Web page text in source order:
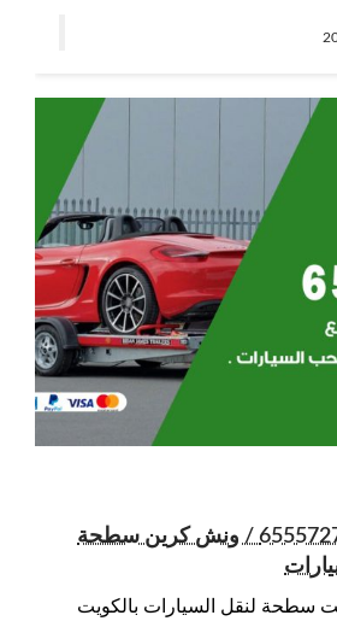
ونش المهبولة / 65557275 / ونش كرين سطحة
سطحة لنقل السيارات بالكويت